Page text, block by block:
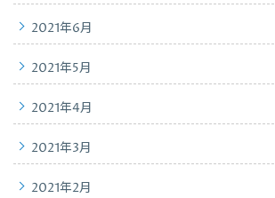
2021年6月
2021年5月
2021年4月
2021年3月
2021年2月